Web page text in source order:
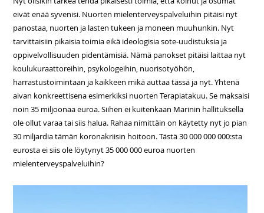
eivät enää syvenisi. Nuorten mielenterveyspalveluihin pitäisi nyt
panostaa, nuorten ja lasten tukeen ja moneen muuhunkin. Nyt
tarvittaisiin pikaisia toimia eikä ideologisia sote-uudistuksia ja
oppivelvollisuuden pidentämisiä. Nämä panokset pitäisi laittaa nyt
koulukuraattoreihin, psykologeihin, nuorisotyöhön,
harrastustoimintaan ja kaikkeen mikä auttaa tässä ja nyt. Yhtenä
aivan konkreettisena esimerkiksi nuorten Terapiatakuu. Se maksaisi
noin 35 miljoonaa euroa. Siihen ei kuitenkaan Marinin hallituksella
ole ollut varaa tai siis halua. Rahaa nimittäin on käytetty nyt jo pian
30 miljardia tämän koronakriisin hoitoon. Tästä 30 000 000 000:sta
eurosta ei siis ole löytynyt 35 000 000 euroa nuorten
mielenterveyspalveluihin?